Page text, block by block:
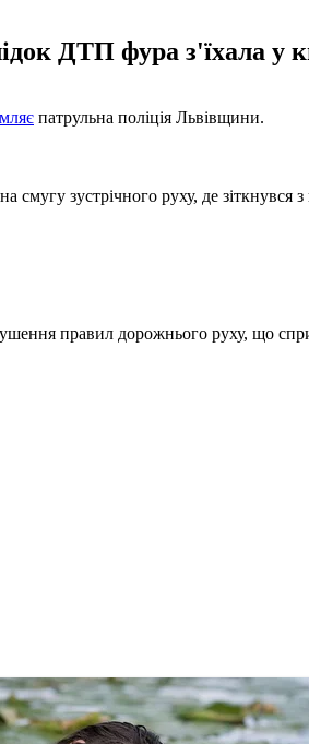
ДТП фура з'їхала у
патрульна поліція Львівщини.
смугу зустрічного руху, де зіткнувся
правил дорожнього руху, що